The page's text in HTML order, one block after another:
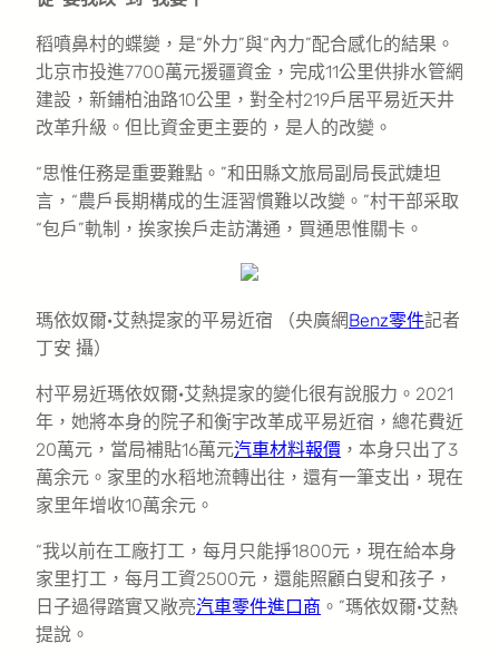
稻噴鼻村的蝶變，是“外力”與“內力”配合感化的結果。
北京市投進7700萬元援疆資金，完成11公里供排水管網
建設，新鋪柏油路10公里，對全村219戶居平易近天井
改革升級。但比資金更主要的，是人的改變。
“思惟任務是重要難點。”和田縣文旅局副局長武婕坦
言，“農戶長期構成的生涯習慣難以改變。”村干部采取
“包戶”軌制，挨家挨戶走訪溝通，買通思惟關卡。
瑪依奴爾·艾熱提家的平易近宿 （央廣網Benz零件記者
丁安 攝）
村平易近瑪依奴爾·艾熱提家的變化很有說服力。2021
年，她將本身的院子和衡宇改革成平易近宿，總花費近
20萬元，當局補貼16萬元汽車材料報價 ，本身只出了3
萬余元。家里的水稻地流轉出往，還有一筆支出，現在
家里年增收10萬余元。
“我以前在工廠打工，每月只能掙1800元，現在給本身
家里打工，每月工資2500元，還能照顧白叟和孩子，
日子過得踏實又敞亮汽車零件進口商 。”瑪依奴爾·艾熱
提說。